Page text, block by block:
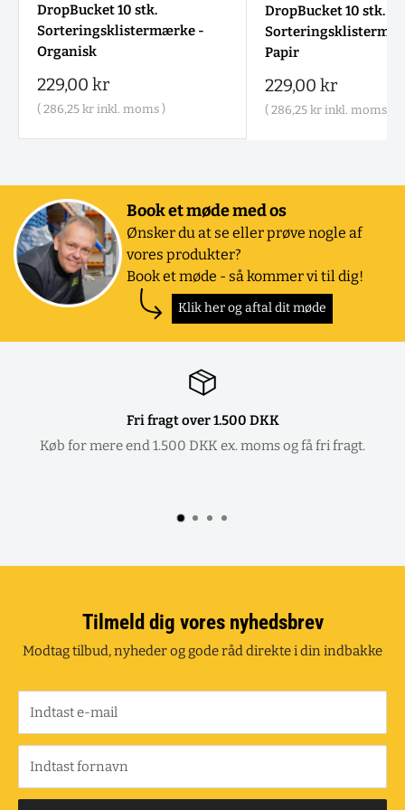
DropBucket 10 stk.
Sorteringsklistermærke -
Organisk
Salgspris
229,00 kr
( 286,25 kr inkl. moms )
DropBucket 10 stk.
Papir
Salgspris
229,00 kr
( 286,25 krinkl. moms )
Book et møde med os
Ønsker du at se eller prøve nogle af
vores produkter?
Book et møde - så kommer vi til dig!
Klik her og aftal dit møde
Fri fragt over 1.500 DKK
Køb for mere end 1.500 DKK ex. moms og få fri fragt.
Tilmeld dig vores nyhedsbrev
Modtag tilbud, nyheder og gode råd direkte i din indbakke
Indtast e-mail
Indtast fornavn